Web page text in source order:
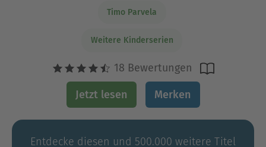
Timo Parvela
Weitere Kinderserien
18 Bewertungen
Jetzt lesen Merken
Entdecke diesen und 500.000 weitere Titel